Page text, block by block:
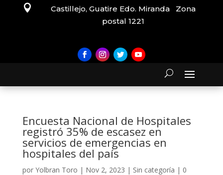

Castillejo, Guatire Edo. Miranda Zona
postal 1221
Encuesta Nacional de Hospitales
registró 35% de escasez en
servicios de emergencias en
hospitales del país
por Yolbran Toro | Nov 2, 2023 | Sin categoría | 0